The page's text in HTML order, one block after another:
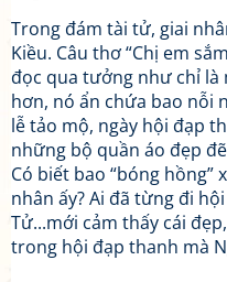
Trong đám tài tử, giai
Kiều. Câu thơ “Chị em
đọc qua tưởng như chỉ là
hơn, nó ẩn chứa bao nỗi
lễ tảo mộ, ngày hội đạp
những bộ quần áo đẹp
Có biết bao “bóng
nhân ấy? Ai đã từng đi
Tử...mới cảm thấy cái
trong hội đạp thanh mà